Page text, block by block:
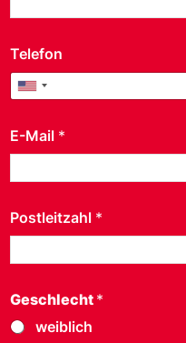
Telefon
United States +1
E-Mail *
Postleitzahl *
Geschlecht *
weiblich